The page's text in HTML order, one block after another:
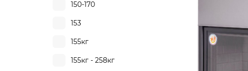
150-170
153
155кг
155кг - 258кг